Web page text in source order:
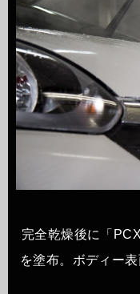
完全乾燥後に「
を塗布。ボディー